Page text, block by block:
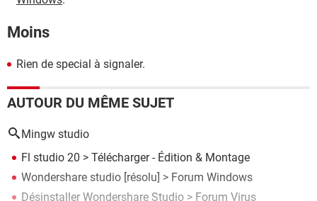
Moins
Rien de special à signaler.
AUTOUR DU MÊME SUJET
Mingw studio
Fl studio 20 > Télécharger - Édition & Montage
Wondershare studio [résolu] > Forum Windows
Désinstaller Wondershare Studio > Forum Virus